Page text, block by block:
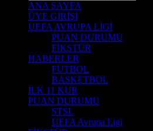
ANA SAYFA
ÜYE GİRİŞİ
UEFA AVRUPA LİGİ
PUAN DURUMU
FİKSTÜR
HABERLER
FUTBOL
BASKETBOL
İLK 11 KUR
PUAN DURUMU
STSL
UEFA Avrupa Ligi